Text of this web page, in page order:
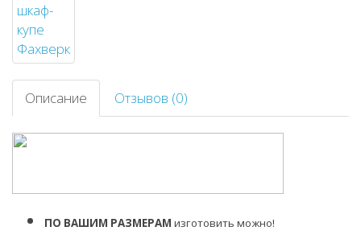
Описание Отзывов (0)
ПО ВАШИМ РАЗМЕРАМ изготовить можно!